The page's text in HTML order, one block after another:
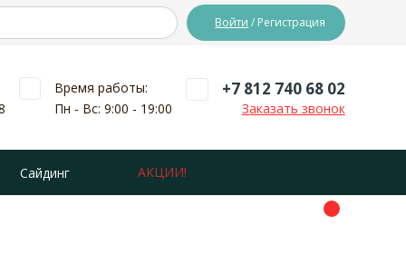
Войти / Регистрация
Время работы:
Пн - Вс: 9:00 - 19:00
+7 812 740 68 02
Заказать звонок
Сайдинг АКЦИИ!